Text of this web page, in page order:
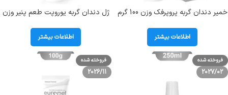
خمیر دندان گربه پروپرفک وزن 100 گرم
اطلاعات بیشتر
ژل دندان گربه یوروپت طعم پنیر وزن
اطلاعات بیشتر
فروخته شده
2027/02
فروخته شده
2026/11